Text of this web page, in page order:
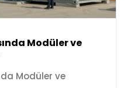
Modüler ve
Modüler ve